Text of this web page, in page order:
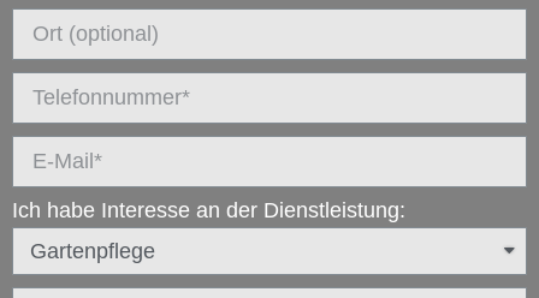
Ich habe Interesse an der Dienstleistung: